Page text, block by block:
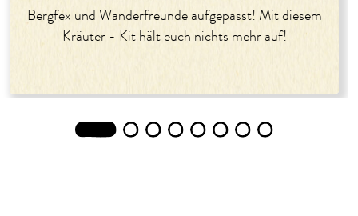
Bergfex und Wanderfreunde aufgepasst! Mit diesem
Kräuter - Kit hält euch nichts mehr auf!
2 3 4 5 6 7 8